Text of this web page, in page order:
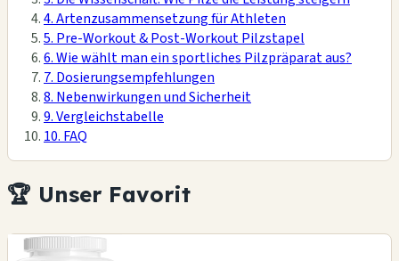
4. Artenzusammensetzung für Athleten
5. Pre-Workout & Post-Workout Pilzstapel
6. Wie wählt man ein sportliches Pilzpräparat aus?
7. Dosierungsempfehlungen
8. Nebenwirkungen und Sicherheit
9. Vergleichstabelle
10. FAQ
🏆 Unser Favorit